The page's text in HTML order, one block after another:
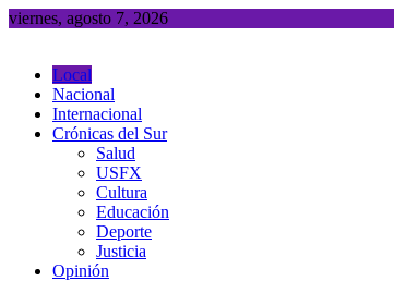
Saltar
viernes, agosto 7, 2026
Local
Nacional
Internacional
Crónicas del Sur
Salud
USFX
Cultura
Educación
Deporte
Justicia
Opinión